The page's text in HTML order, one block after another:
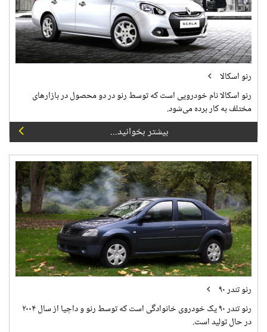
رنو اسکالا
رنو اسکالا نام خودرویی است که توسط رنو در دو محصول در بازارهای
مختلف به کار برده می‌شود.
بیشتر بخوانید...
رنو تندر ۹۰
رنو تندر ۹۰ یک خودروی خانوادگی است که توسط رنو و داچیا از سال ۲۰۰۴
در حال تولید است.